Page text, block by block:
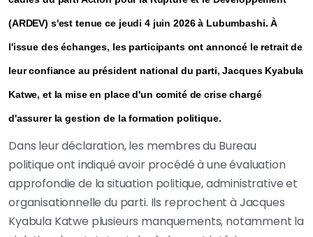
(ARDEV) s'est tenue ce jeudi 4 juin 2026 à Lubumbashi. À
l'issue des échanges, les participants ont annoncé le retrait de
leur confiance au président national du parti, Jacques Kyabula
Katwe, et la mise en place d'un comité de crise chargé
d'assurer la gestion de la formation politique.
Dans leur déclaration, les membres du Bureau
politique ont indiqué avoir procédé à une évaluation
approfondie de la situation politique, administrative et
organisationnelle du parti. Ils reprochent à Jacques
Kyabula Katwe plusieurs manquements, notamment la